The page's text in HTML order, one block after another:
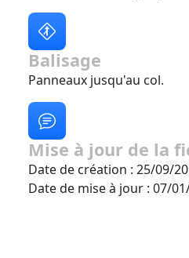
Balisage
Panneaux jusqu'au col.
Mise à jour de la
Date de création : 25/09/
Date de mise à jour : 07/